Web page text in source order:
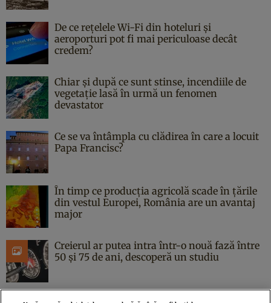
De ce rețelele Wi-Fi din hoteluri și
aeroporturi pot fi mai periculoase decât
credem?
Chiar și după ce sunt stinse, incendiile de
vegetație lasă în urmă un fenomen
devastator
Ce se va întâmpla cu clădirea în care a locuit
Papa Francisc?
În timp ce producția agricolă scade în țările
din vestul Europei, România are un avantaj
major
Creierul ar putea intra într-o nouă fază între
50 și 75 de ani, descoperă un studiu